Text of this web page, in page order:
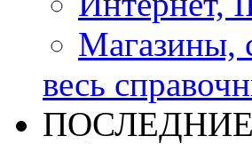
Магазины,
весь
ПОСЛЕДНИЕ